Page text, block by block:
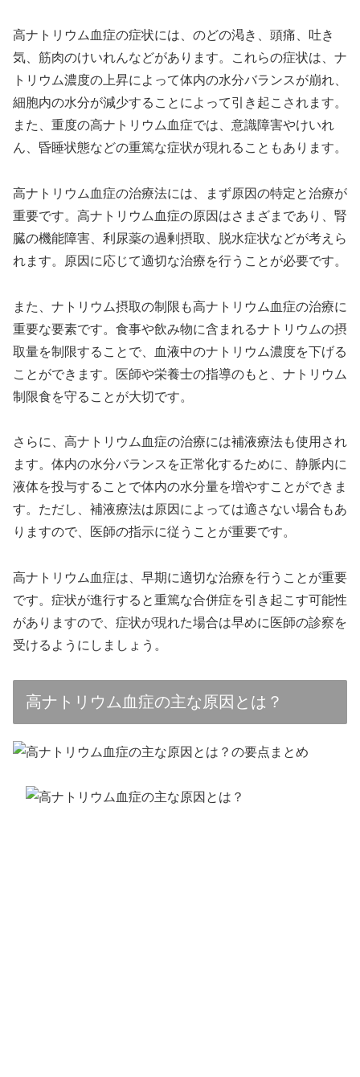
高ナトリウム血症の症状には、のどの渇き、頭痛、吐き
気、筋肉のけいれんなどがあります。これらの症状は、ナ
トリウム濃度の上昇によって体内の水分バランスが崩れ、
細胞内の水分が減少することによって引き起こされます。
また、重度の高ナトリウム血症では、意識障害やけいれ
ん、昏睡状態などの重篤な症状が現れることもあります。
高ナトリウム血症の治療法には、まず原因の特定と治療が
重要です。高ナトリウム血症の原因はさまざまであり、腎
臓の機能障害、利尿薬の過剰摂取、脱水症状などが考えら
れます。原因に応じて適切な治療を行うことが必要です。
また、ナトリウム摂取の制限も高ナトリウム血症の治療に
重要な要素です。食事や飲み物に含まれるナトリウムの摂
取量を制限することで、血液中のナトリウム濃度を下げる
ことができます。医師や栄養士の指導のもと、ナトリウム
制限食を守ることが大切です。
さらに、高ナトリウム血症の治療には補液療法も使用され
ます。体内の水分バランスを正常化するために、静脈内に
液体を投与することで体内の水分量を増やすことができま
す。ただし、補液療法は原因によっては適さない場合もあ
りますので、医師の指示に従うことが重要です。
高ナトリウム血症は、早期に適切な治療を行うことが重要
です。症状が進行すると重篤な合併症を引き起こす可能性
がありますので、症状が現れた場合は早めに医師の診察を
受けるようにしましょう。
高ナトリウム血症の主な原因とは？